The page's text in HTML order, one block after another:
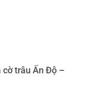
cờ trâu Ấn Độ –